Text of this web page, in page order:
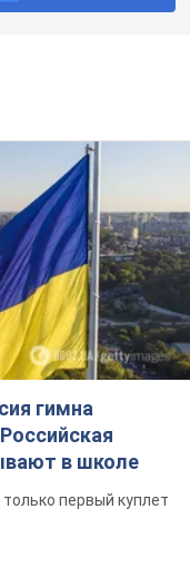
гимна
в школе
первый куплет